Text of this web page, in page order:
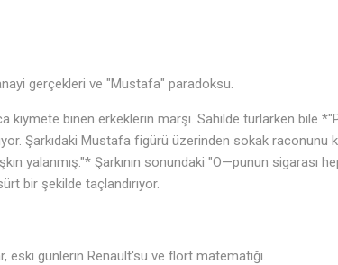
gerçekleri ve "Mustafa" paradoksu.
kıymete binen erkeklerin marşı. Sahilde turlarken bile
Şarkıdaki Mustafa figürü üzerinden sokak raconunu
yalanmış."* Şarkının sonundaki "O—punun sigarası
bir şekilde taçlandırıyor.
eski günlerin Renault'su ve flört matematiği.